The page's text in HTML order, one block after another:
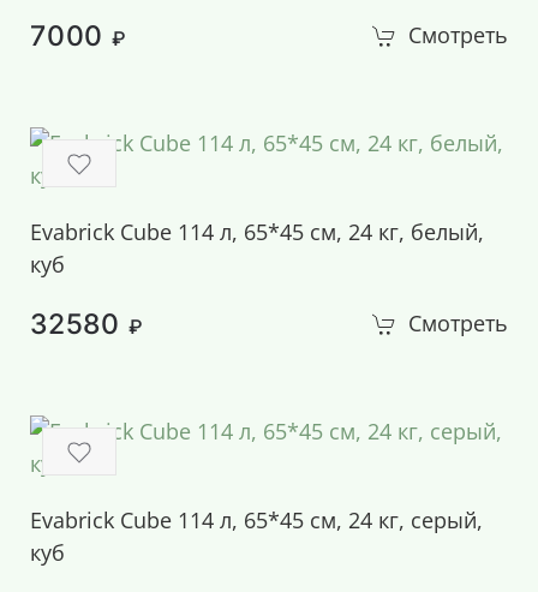
7000 ₽ Смотреть
Evabrick Cube 114 л, 65*45 см, 24 кг, белый,
куб
32580 ₽ Смотреть
Evabrick Cube 114 л, 65*45 см, 24 кг, серый,
куб